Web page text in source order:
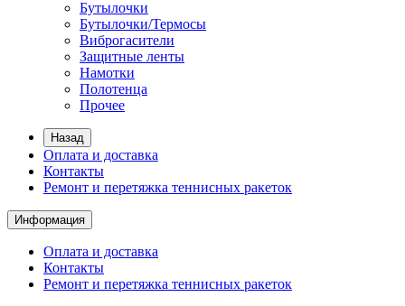
Бутылочки
Бутылочки/Термосы
Виброгасители
Защитные ленты
Намотки
Полотенца
Прочее
Назад
Оплата и доставка
Контакты
Ремонт и перетяжка теннисных ракеток
Информация
Оплата и доставка
Контакты
Ремонт и перетяжка теннисных ракеток